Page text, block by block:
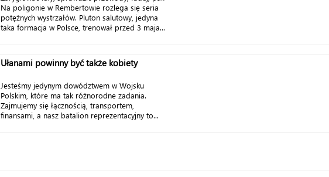
Na poligonie w Rembertowie rozlega się seria
potężnych wystrzałów. Pluton salutowy, jedyna
taka formacja w Polsce, trenował przed 3 maja...
Ułanami powinny być także kobiety
Jesteśmy jedynym dowództwem w Wojsku
Polskim, które ma tak różnorodne zadania.
Zajmujemy się łącznością, transportem,
finansami, a nasz batalion reprezentacyjny to...